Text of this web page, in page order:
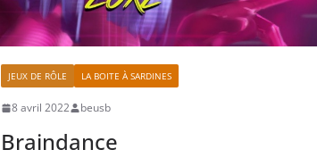
JEUX DE RÔLE LA BOITE À SARDINES
8 avril 2022 beusb
Braindance